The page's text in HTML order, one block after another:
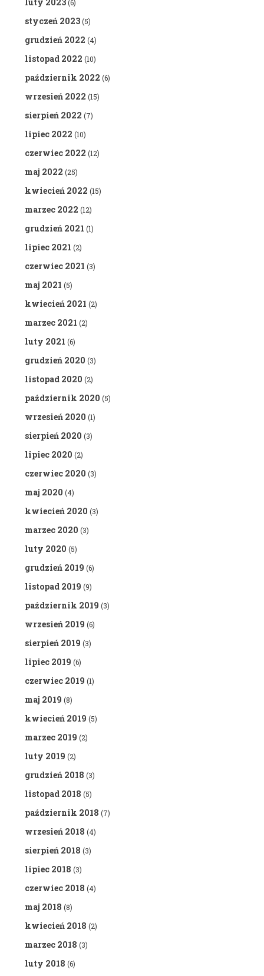
(6)
styczeń 2023(5)
grudzień 2022 (4)
listopad 2022 (10)
październik 2022 (6)
wrzesień 2022 (15)
sierpień 2022 (7)
lipiec 2022 (10)
czerwiec 2022 (12)
maj 2022 (25)
kwiecień 2022 (15)
marzec 2022 (12)
grudzień 2021 (1)
lipiec 2021 (2)
czerwiec 2021 (3)
maj 2021 (5)
kwiecień 2021 (2)
marzec 2021 (2)
luty 2021 (6)
grudzień 2020 (3)
listopad 2020 (2)
październik 2020 (5)
wrzesień 2020 (1)
sierpień 2020 (3)
lipiec 2020 (2)
czerwiec 2020 (3)
maj 2020 (4)
kwiecień 2020 (3)
marzec 2020 (3)
luty 2020 (5)
grudzień 2019 (6)
listopad 2019 (9)
październik 2019 (3)
wrzesień 2019 (6)
sierpień 2019 (3)
lipiec 2019 (6)
czerwiec 2019 (1)
maj 2019 (8)
kwiecień 2019 (5)
marzec 2019 (2)
luty 2019 (2)
grudzień 2018 (3)
listopad 2018 (5)
październik 2018 (7)
wrzesień 2018 (4)
sierpień 2018 (3)
lipiec 2018 (3)
czerwiec 2018 (4)
maj 2018 (8)
kwiecień 2018 (2)
marzec 2018 (3)
luty 2018 (6)